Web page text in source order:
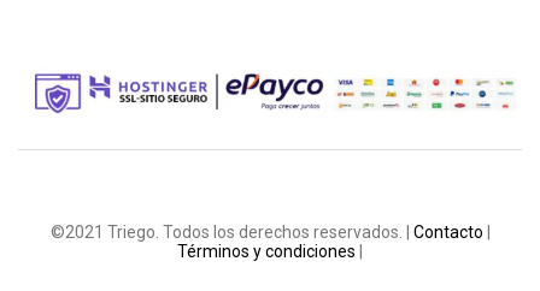
©2021 Triego. Todos los derechos reservados. | Contacto
Términos y condiciones